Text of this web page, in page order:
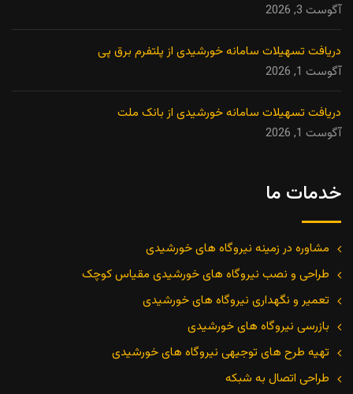
آگوست 3, 2026
دریافت تسهیلات سامانه خورشیدی از پلتفرم برق پی
آگوست 1, 2026
دریافت تسهیلات سامانه خورشیدی از بانک ملت
آگوست 1, 2026
خدمات ما
مشاوره در زمینه نیروگاه های خورشیدی
طراحی و نصب نیروگاه های خورشیدی مقیاس کوچک
تعمیر و نگهداری نیروگاه های خورشیدی
بازرسی نیروگاه های خورشیدی
تهیه طرح های توجیهی نیروگاه های خورشیدی
طراحی اتصال به شبکه